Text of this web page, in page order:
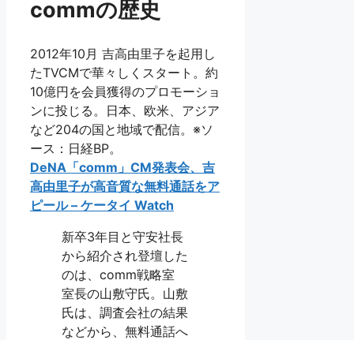
commの歴史
2012年10月 吉高由里子を起用し
たTVCMで華々しくスタート。約
10億円を会員獲得のプロモーショ
ンに投じる。日本、欧米、アジア
など204の国と地域で配信。※ソ
ース：日経BP。
DeNA「comm」CM発表会、吉
高由里子が高音質な無料通話をア
ピール – ケータイ Watch
新卒3年目と守安社長
から紹介され登壇した
のは、comm戦略室
室長の山敷守氏。山敷
氏は、調査会社の結果
などから、無料通話へ